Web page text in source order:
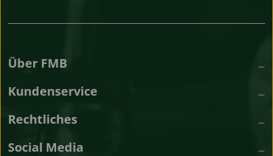
Über FMB
Kundenservice
Rechtliches
Social Media